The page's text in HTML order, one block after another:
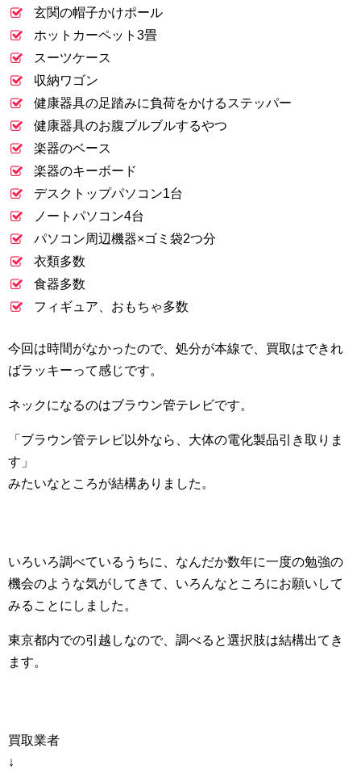
玄関の帽子かけポール
ホットカーペット3畳
スーツケース
収納ワゴン
健康器具の足踏みに負荷をかけるステッパー
健康器具のお腹ブルブルするやつ
楽器のベース
楽器のキーボード
デスクトップパソコン1台
ノートパソコン4台
パソコン周辺機器×ゴミ袋2つ分
衣類多数
食器多数
フィギュア、おもちゃ多数
今回は時間がなかったので、処分が本線で、買取はできれ
ばラッキーって感じです。
ネックになるのはブラウン管テレビです。
「ブラウン管テレビ以外なら、大体の電化製品引き取りま
す」
みたいなところが結構ありました。
いろいろ調べているうちに、なんだか数年に一度の勉強の
機会のような気がしてきて、いろんなところにお願いして
みることにしました。
東京都内での引越しなので、調べると選択肢は結構出てき
ます。
買取業者
↓